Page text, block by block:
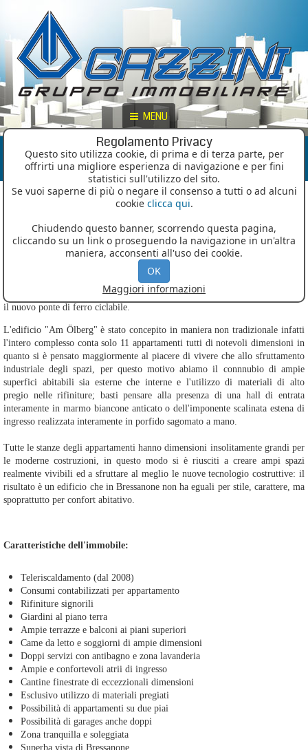
Regolamento Privacy
Questo sito utilizza cookie, di prima e di terza parte, per
offrirti una migliore esperienza di navigazione e per fini
statistici sull'utilizzo del sito.
Se vuoi saperne di più o negare il consenso a tutti o ad alcuni
cookie clicca qui.
Chiudendo questo banner, scorrendo questa pagina,
cliccando su un link o proseguendo la navigazione in un'altra
maniera, acconsenti all'uso dei cookie.
OK
Maggiori informazioni
MENU
Locazione: settore residenziale
Alto Adige | Bressanone (BZ) | Edificio
Residenziale "Am Ölberg"
In Bressanone, in via Castellano è stato appena ultimato il prestigioso
complesso immobiliare residenziale "Am Ölberg" che unisce la vicinanza al
centro cittadino con la possibilità di vivere nel verde. I nuovi appartamenti
godono tutti di una vista dominante sulla citta, ma allo stesso tempo sono
estremamente vicini al centro storico collegati unicamente allo stesso tramite
il nuovo ponte di ferro ciclabile.
L'edificio "Am Ölberg" è stato concepito in maniera non tradizionale infatti
l'intero complesso conta solo 11 appartamenti tutti di notevoli dimensioni in
quanto si è pensato maggiormente al piacere di vivere che allo sfruttamento
industriale degli spazi, per questo motivo abiamo il connnubio di ampie
superfici abitabili sia esterne che interne e l'utilizzo di materiali di alto
pregio nelle rifiniture; basti pensare alla presenza di una hall di entrata
interamente in marmo biancone anticato o dell'imponente scalinata estena di
ingresso realizzata interamente in porfido sagomato a mano.
Tutte le stanze degli appartamenti hanno dimensioni insolitamente grandi per
le moderne costruzioni, in questo modo si è riusciti a creare ampi spazi
realmente vivibili ed a sfruttare al meglio le nuove tecnologio costruttive: il
risultato è un edificio che in Bressanone non ha eguali per stile, carattere, ma
spoprattutto per confort abitativo.
Caratteristiche dell'immobile:
Teleriscaldamento (dal 2008)
Consumi contabilizzati per appartamento
Rifiniture signorili
Giardini al piano terra
Ampie terrazze e balconi ai piani superiori
Came da letto e soggiorni di ampie dimensioni
Doppi servizi con antibagno e zona lavanderia
Ampie e confortevoli atrii di ingresso
Cantine finestrate di eccezzionali dimensioni
Esclusivo utilizzo di materiali pregiati
Possibilità di appartamenti su due piai
Possibilità di garages anche doppi
Zona tranquilla e soleggiata
Superba vista di Bressanone